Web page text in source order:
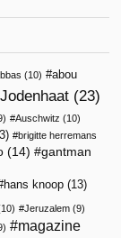
(10)
abou
(23)
Auschwitz (10)
brigitte herremans
(14) gantman
hans knoop (13)
Jeruzalem (9)
magazine